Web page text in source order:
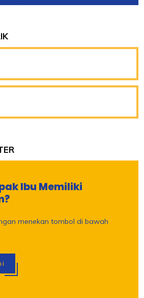
Ibu Memiliki
menekan tombol di bawah